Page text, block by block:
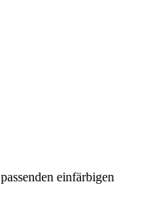
einfärbigen